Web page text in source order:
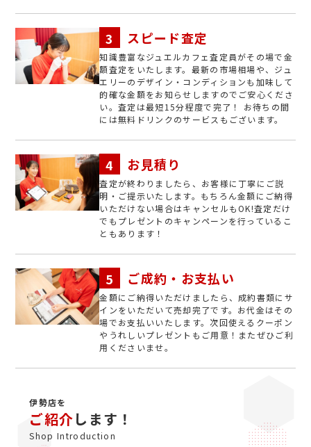
スピード査定
知識豊富なジュエルカフェ査定員がその場で金
額査定をいたします。最新の市場相場や、ジュ
エリーのデザイン・コンディションも加味して
的確な金額をお知らせしますのでご安心くださ
い。査定は最短15分程度で完了！ お待ちの間
には無料ドリンクのサービスもございます。
お見積り
査定が終わりましたら、お客様に丁寧にご説
明・ご提示いたします。もちろん金額にご納得
いただけない場合はキャンセルもOK!査定だけ
でもプレゼントのキャンペーンを行っているこ
ともあります！
ご成約・お支払い
金額にご納得いただけましたら、成約書類にサ
インをいただいて売却完了です。お代金はその
場でお支払いいたします。次回使えるクーポン
やうれしいプレゼントもご用意！またぜひご利
用くださいませ。
伊勢店を
ご紹介します！
Shop Introduction